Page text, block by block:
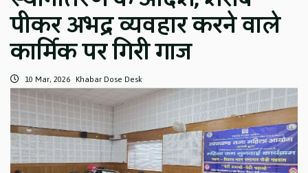
पीकर अभद्र व्यवहार करने वाले
कार्मिक पर गिरी गाज
10 Mar, 2026 Khabar Dose Desk